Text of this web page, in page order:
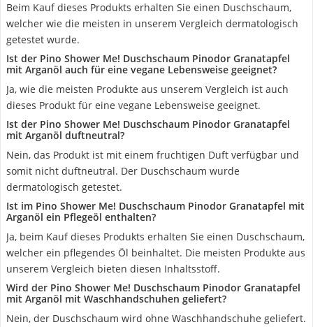
Beim Kauf dieses Produkts erhalten Sie einen Duschschaum,
welcher wie die meisten in unserem Vergleich dermatologisch
getestet wurde.
Ist der Pino Shower Me! Duschschaum Pinodor Granatapfel
mit Arganöl auch für eine vegane Lebensweise geeignet?
Ja, wie die meisten Produkte aus unserem Vergleich ist auch
dieses Produkt für eine vegane Lebensweise geeignet.
Ist der Pino Shower Me! Duschschaum Pinodor Granatapfel
mit Arganöl duftneutral?
Nein, das Produkt ist mit einem fruchtigen Duft verfügbar und
somit nicht duftneutral. Der Duschschaum wurde
dermatologisch getestet.
Ist im Pino Shower Me! Duschschaum Pinodor Granatapfel mit
Arganöl ein Pflegeöl enthalten?
Ja, beim Kauf dieses Produkts erhalten Sie einen Duschschaum,
welcher ein pflegendes Öl beinhaltet. Die meisten Produkte aus
unserem Vergleich bieten diesen Inhaltsstoff.
Wird der Pino Shower Me! Duschschaum Pinodor Granatapfel
mit Arganöl mit Waschhandschuhen geliefert?
Nein, der Duschschaum wird ohne Waschhandschuhe geliefert.